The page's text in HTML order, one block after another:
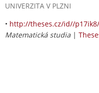
UNIVERZITA V PLZNI
• http://theses.cz/id//
Matematická studia |